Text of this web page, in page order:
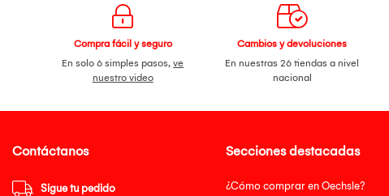
Compra fácil y seguro
En solo 6 simples pasos,ve
nuestro video
Cambios y devoluciones
En nuestras 26 tiendas a nivel
nacional
Secciones destacadas
¿Cómo comprar en Oechsle?
Contáctanos
Sigue tu pedido